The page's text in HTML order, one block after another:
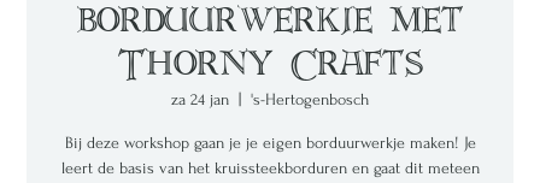
borduurwerkje met
Thorny Crafts
za 24 jan 's-Hertogenbosch
Bij deze workshop gaan je je eigen borduurwerkje maken! Je
leert de basis van het kruissteekborduren en gaat dit meteen